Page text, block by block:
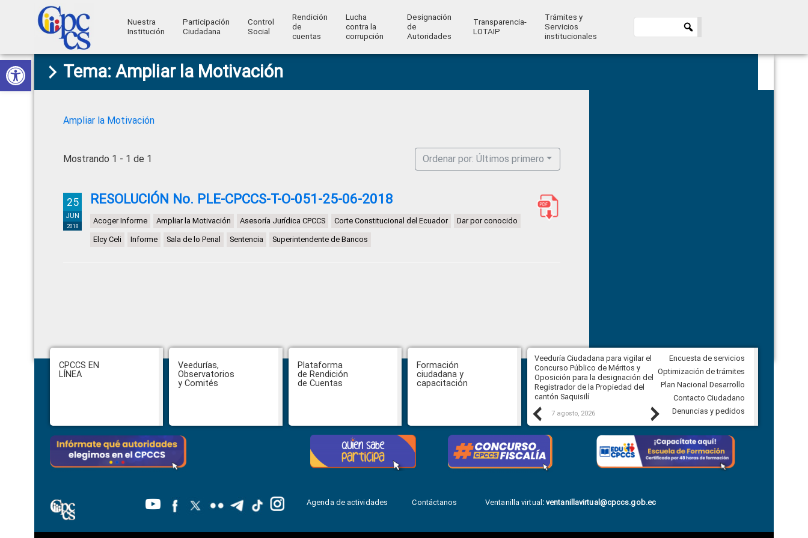
Abrir barra de herramientas
Skip
to
primary
Skip
to
main
Skip
to
primary
Skip
to
footer
Consejo
de
Ciudadana
Control
Construyendo
Poder
Ciudadano
Nuestra
Institución
Participación
Ciudadana
Control
Social
Rendición
de
cuentas
Lucha
contra la
corrupción
Designación
de
Autoridades
Transparencia-
LOTAIP
Trámites y
Servicios
institucionales
Tema: Ampliar la Motivación
Ampliar la Motivación
Mostrando 1 - 1 de 1 Ordenar por: Últimos primero
25
JUN
2018
RESOLUCIÓN No. PLE-CPCCS-T-O-051-25-06-2018
Acoger Informe Ampliar la Motivación Asesoría Jurídica CPCCS Corte Constitucional del Ecuador Dar por conocido
Elcy Celi Informe Sala de lo Penal Sentencia Superintendente de Bancos
Footer
CPCCS EN
LÍNEA
Veedurías,
Observatorios
y Comités
Plataforma
de Rendición
de Cuentas
Formación
ciudadana y
capacitación
Previous
CPCCS aprueba convocatoria a
Veeduría para designación de la
autoridad de la SOT
Veeduría Ciudadana para vigilar el
Concurso Público de Méritos y
Oposición para la designación del
Registrador de la Propiedad del
cantón Saquisilí
7 agosto, 2026
Veeduría Ciudadana para vigilar la
construcción del asfaltado de
Ballenita del cantón Santa Elena
7 agosto, 2026
Next
Encuesta de servicios
Optimización de trámites
Plan Nacional Desarrollo
Contacto Ciudadano
Denuncias y pedidos
Agenda de actividades Contáctanos Ventanilla virtual:ventanillavirtual@cpccs.gob.ec